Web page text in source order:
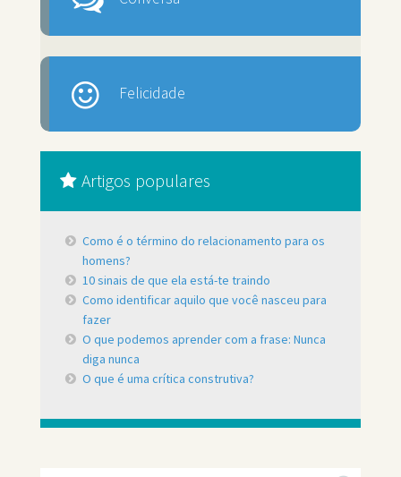
Felicidade
Artigos populares
Como é o término do relacionamento para os
homens?
10 sinais de que ela está-te traindo
Como identificar aquilo que você nasceu para
fazer
O que podemos aprender com a frase: Nunca
diga nunca
O que é uma crítica construtiva?